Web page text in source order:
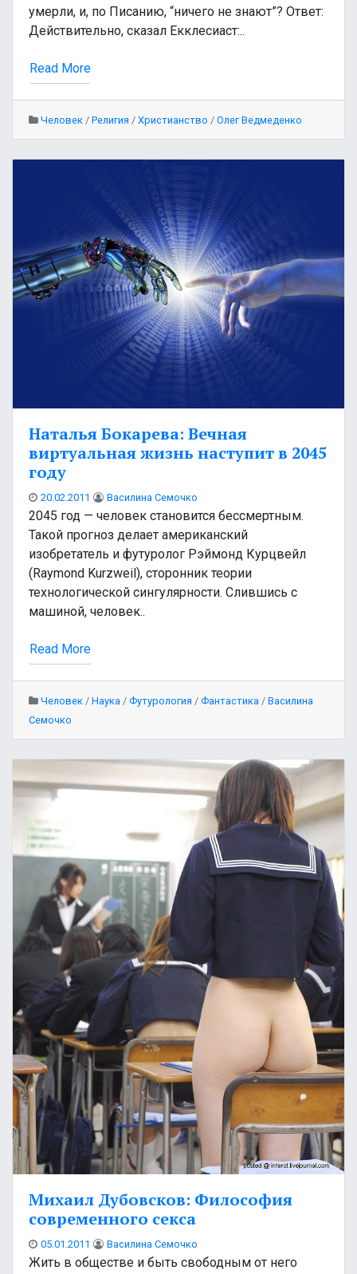
умерли, и, по Писанию, “ничего не знают”? Ответ:
Действительно, сказал Екклесиаст:..
Read More
Человек / Религия / Христианство / Олег Ведмеденко
Наталья Бокарева: Вечная
виртуальная жизнь наступит в 2045
году
20.02.2011 Василина Семочко
2045 год — человек становится бессмертным.
Такой прогноз делает американский
изобретатель и футуролог Рэймонд Курцвейл
(Raymond Kurzweil), сторонник теории
технологической сингулярности. Слившись с
машиной, человек..
Read More
Человек / Наука / Футурология / Фантастика / Василина
Семочко
Михаил Дубовсков: Философия
современного секса
05.01.2011 Василина Семочко
Жить в обществе и быть свободным от него